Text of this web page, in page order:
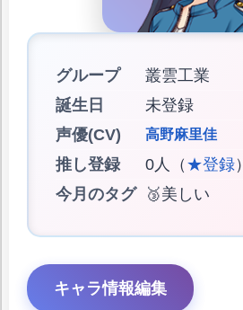
グループ
叢雲工業
誕生日
未登録
声優(CV)
高野麻里佳
推し登録 0人（ ★登録）
今月のタグ
🥉美しい
キャラ情報編集